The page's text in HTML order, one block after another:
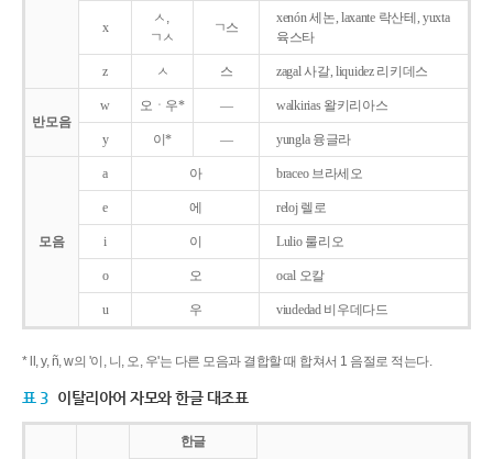
x
ㅅ,
ㄱㅅ
ㄱ스
xenón 세논, laxante 락산테, yuxta
육스타
z ㅅ 스 zagal 사갈, liquidez 리키데스
반모음
w 오ㆍ우* ― walkirias 왈키리아스
y 이* ― yungla 융글라
모음
a 아 braceo 브라세오
e 에 reloj 렐로
i 이 Lulio 룰리오
o 오 ocal 오칼
u 우 viudedad 비우데다드
* ll, y, ñ, w의 '이, 니, 오, 우'는 다른 모음과 결합할 때 합쳐서 1 음절로 적는다.
표 3 이탈리아어 자모와 한글 대조표
한글